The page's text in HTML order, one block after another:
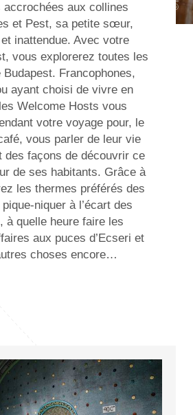
accrochées aux collines
et Pest, sa petite sœur,
inattendue. Avec votre
vous explorerez toutes les
Francophones,
ayant choisi de vivre en
Welcome Hosts vous
votre voyage pour, le
vous parler de leur vie
des façons de découvrir ce
de ses habitants. Grâce à
les thermes préférés des
niquer à l’écart des
à quelle heure faire les
aux puces d’Ecseri et
choses encore…